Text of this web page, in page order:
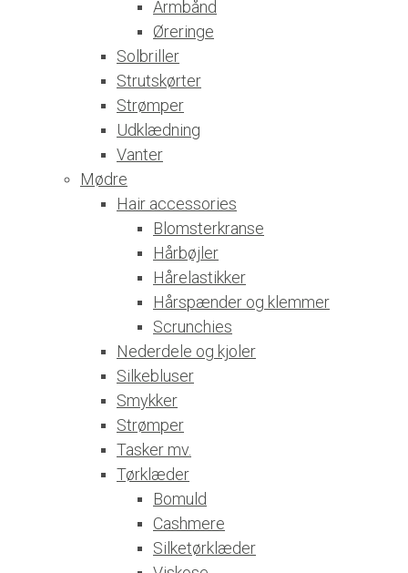
Armbånd
Øreringe
Solbriller
Strutskørter
Strømper
Udklædning
Vanter
Mødre
Hair accessories
Blomsterkranse
Hårbøjler
Hårelastikker
Hårspænder og klemmer
Scrunchies
Nederdele og kjoler
Silkebluser
Smykker
Strømper
Tasker mv.
Tørklæder
Bomuld
Cashmere
Silketørklæder